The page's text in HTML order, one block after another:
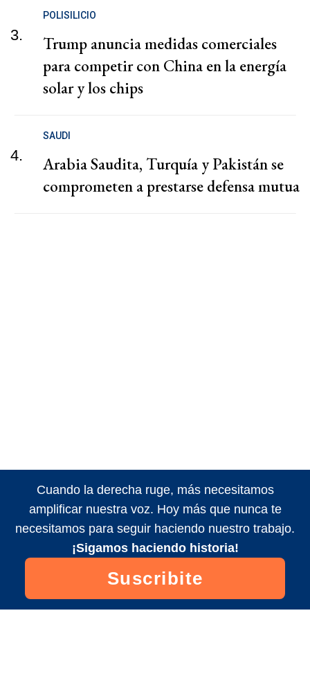
3.
POLISILICIO
Trump anuncia medidas comerciales
para competir con China en la energía
solar y los chips
4.
SAUDI
Arabia Saudita, Turquía y Pakistán se
comprometen a prestarse defensa mutua
Cuando la derecha ruge, más necesitamos
amplificar nuestra voz. Hoy más que nunca te
necesitamos para seguir haciendo nuestro trabajo.
¡Sigamos haciendo historia!
Suscribite